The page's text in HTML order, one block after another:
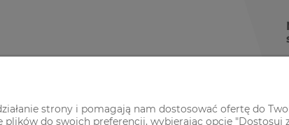
strony i pomagają nam dostosować ofertę do
do swoich preferencji, wybierając opcję "Dostosuj